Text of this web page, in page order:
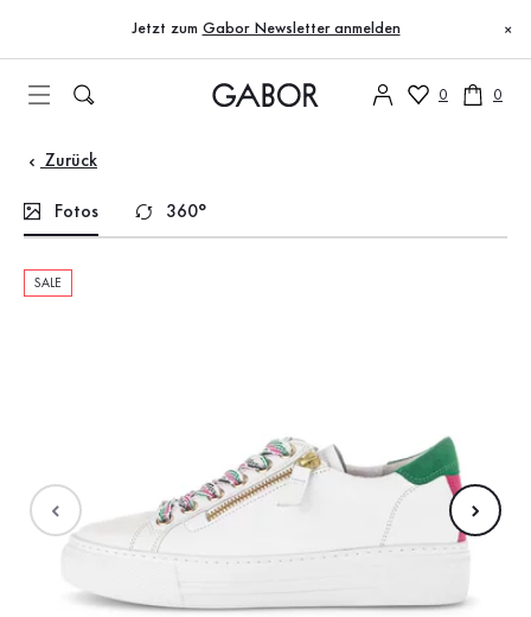
Zum Inhaltsverzeichnis
Zur Hauptnavigation
Jetzt zum Gabor Newsletter anmelden ×
0 0
Zurück
Fotos 360°
SALE